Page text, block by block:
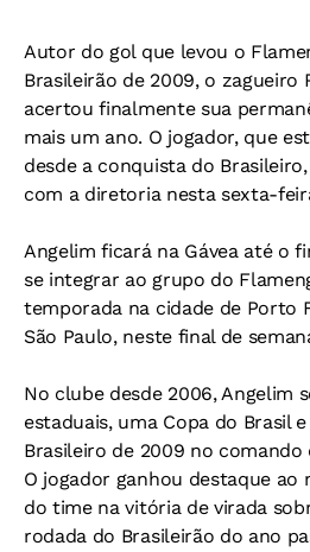
Autor do gol que levou o
Brasileirão de 2009, o zagueiro
acertou finalmente sua
mais um ano. O jogador, que
desde a conquista do
com a diretoria nesta sexta-
Angelim ficará na Gávea até o
se integrar ao grupo do
temporada na cidade de Porto
São Paulo, neste final de
No clube desde 2006, Angelim
estaduais, uma Copa do Brasil
Brasileiro de 2009 no comando
O jogador ganhou destaque ao
do time na vitória de virada
rodada do Brasileirão do ano